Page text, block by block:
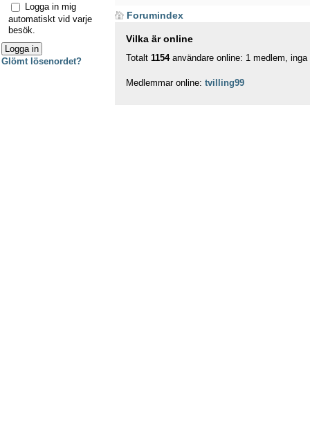
Forumindex
Vilka är online
Totalt 1154användare online: 1 medlem,
Medlemmar online: tvilling99
Logga in mig
automatiskt vid varje
besök.
Glömt lösenordet?